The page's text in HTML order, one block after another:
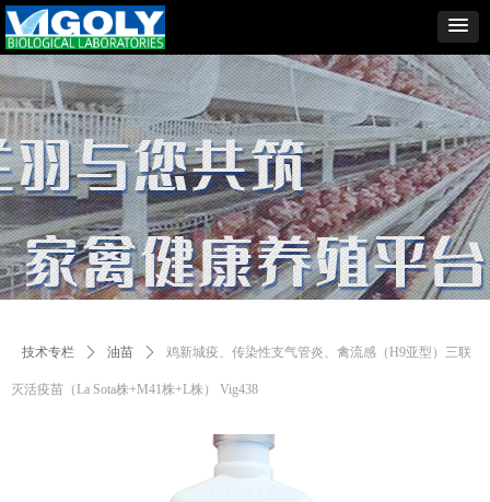
技术专栏 ꄲ 油苗 ꄲ 鸡新城疫、传染性支气管炎、禽流感（H9亚型）三联
灭活疫苗（La Sota株+M41株+L株） Vig438